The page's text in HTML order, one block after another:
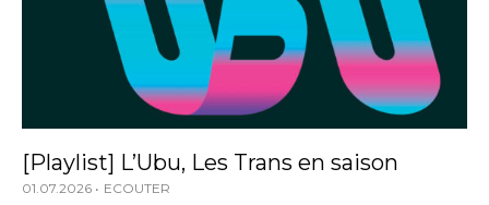
[Playlist] L’Ubu, Les Trans en saison
01.07.2026 ECOUTER